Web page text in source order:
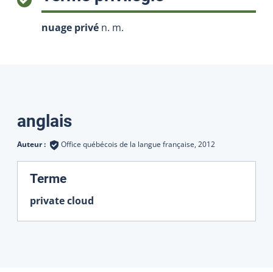
nuage privé n. m.
Traductions
anglais
Auteur : Office québécois de la langue française, 2012
Terme:
private cloud